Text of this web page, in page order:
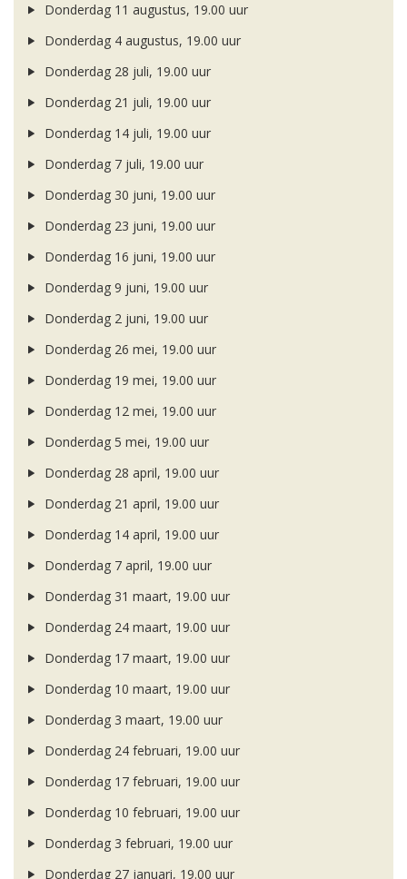
Donderdag 11 augustus, 19.00 uur
Donderdag 4 augustus, 19.00 uur
Donderdag 28 juli, 19.00 uur
Donderdag 21 juli, 19.00 uur
Donderdag 14 juli, 19.00 uur
Donderdag 7 juli, 19.00 uur
Donderdag 30 juni, 19.00 uur
Donderdag 23 juni, 19.00 uur
Donderdag 16 juni, 19.00 uur
Donderdag 9 juni, 19.00 uur
Donderdag 2 juni, 19.00 uur
Donderdag 26 mei, 19.00 uur
Donderdag 19 mei, 19.00 uur
Donderdag 12 mei, 19.00 uur
Donderdag 5 mei, 19.00 uur
Donderdag 28 april, 19.00 uur
Donderdag 21 april, 19.00 uur
Donderdag 14 april, 19.00 uur
Donderdag 7 april, 19.00 uur
Donderdag 31 maart, 19.00 uur
Donderdag 24 maart, 19.00 uur
Donderdag 17 maart, 19.00 uur
Donderdag 10 maart, 19.00 uur
Donderdag 3 maart, 19.00 uur
Donderdag 24 februari, 19.00 uur
Donderdag 17 februari, 19.00 uur
Donderdag 10 februari, 19.00 uur
Donderdag 3 februari, 19.00 uur
Donderdag 27 januari, 19.00 uur